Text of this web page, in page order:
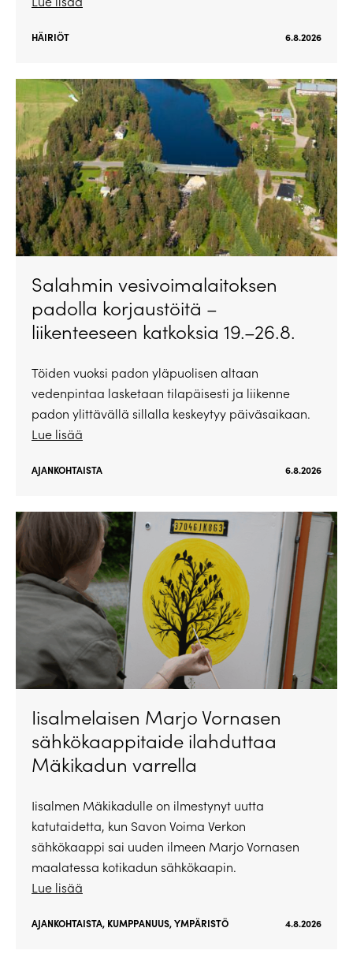
HÄIRIÖT 6.8.2026
Salahmin vesivoimalaitoksen
padolla korjaustöitä –
liikenteeseen katkoksia 19.–26.8.
Töiden vuoksi padon yläpuolisen altaan
vedenpintaa lasketaan tilapäisesti ja liikenne
padon ylittävällä sillalla keskeytyy päiväsaikaan.
Lue lisää
AJANKOHTAISTA 6.8.2026
Iisalmelaisen Marjo Vornasen
sähkökaappitaide ilahduttaa
Mäkikadun varrella
Iisalmen Mäkikadulle on ilmestynyt uutta
katutaidetta, kun Savon Voima Verkon
sähkökaappi sai uuden ilmeen Marjo Vornasen
maalatessa kotikadun sähkökaapin.
Lue lisää
AJANKOHTAISTA, KUMPPANUUS,YMPÄRISTÖ 4.8.2026